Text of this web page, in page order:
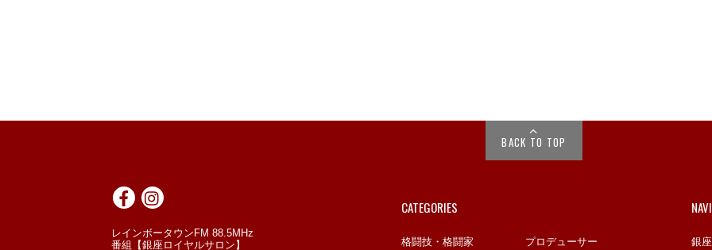
BACK TO TOP
レインボータウンFM 88.5MHz
番組【銀座ロイヤルサロン】
CATEGORIES
格闘技・格闘家 プロデューサー 銀